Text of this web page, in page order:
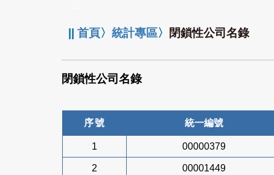
||首頁〉統計專區〉 閉鎖性公司名錄
閉鎖性公司名錄
序號 統一編號
1 00000379
2 00001449